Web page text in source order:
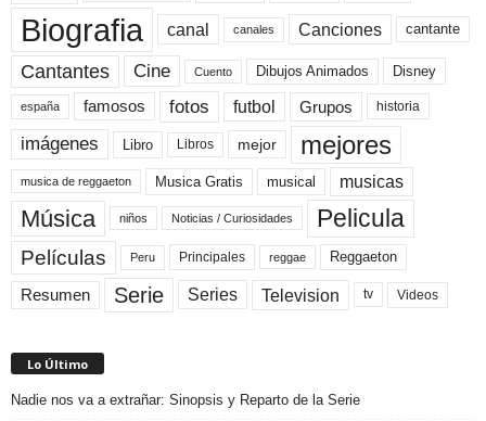
Biografia canal canales Canciones cantante
Cantantes Cine Cuento Dibujos Animados Disney
españa famosos fotos futbol Grupos historia
imágenes Libro Libros mejor mejores
musica de reggaeton Musica Gratis musical musicas
Música niños Noticias / Curiosidades Pelicula
Películas Peru Principales reggae Reggaeton
Resumen Serie Series Television tv Videos
Lo Último
Nadie nos va a extrañar: Sinopsis y Reparto de la Serie